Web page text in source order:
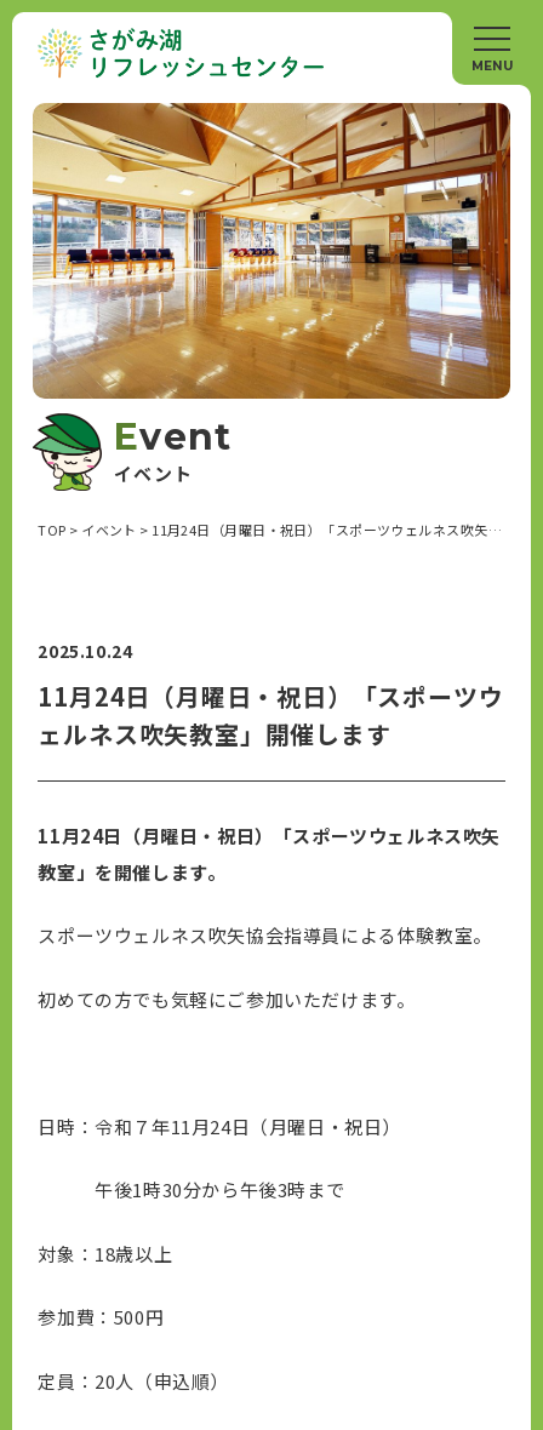
Event
イベント
TOP > イベント > 11月24日（月曜日・祝日）「スポーツウェルネス吹矢教室」開催します
2025.10.24
11月24日（月曜日・祝日）「スポーツウ
ェルネス吹矢教室」開催します
11月24日（月曜日・祝日）「スポーツウェルネス吹矢
教室」を開催します。
スポーツウェルネス吹矢協会指導員による体験教室。
初めての方でも気軽にご参加いただけます。
日時：令和７年11月24日（月曜日・祝日）
午後1時30分から午後3時まで
対象：18歳以上
参加費：500円
定員：20人（申込順）